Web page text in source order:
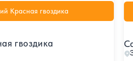
гвоздика
Красная гвоздика